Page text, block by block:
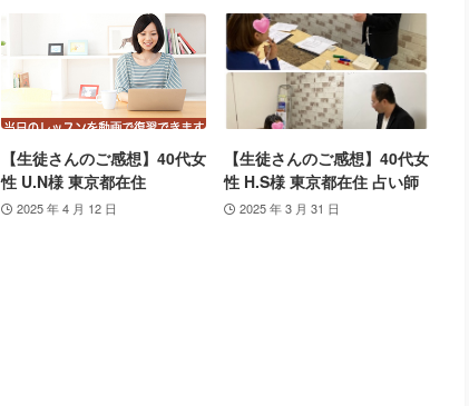
【生徒さんのご感想】40代女
性 U.N様 東京都在住
2025 年 4 月 12 日
【生徒さんのご感想】40代女
性 H.S様 東京都在住 占い師
2025 年 3 月 31 日